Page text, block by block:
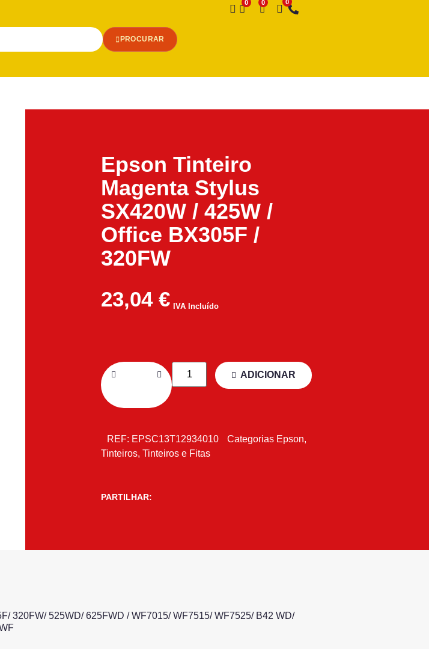
PROCURAR
Desejo
Epson Tinteiro
Magenta Stylus
SX420W / 425W /
Office BX305F /
320FW
23,04 € IVA Incluído
ADICIONAR
REF: EPSC13T12934010 Categorias Epson,
Tinteiros, Tinteiros e Fitas
PARTILHAR:
320FW/ 525WD/ 625FWD / WF7015/ WF7515/ WF7525/ B42 WD/